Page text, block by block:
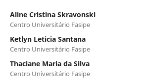
Aline Cristina Skravonski
Centro Universitário Fasipe
Ketlyn Leticia Santana
Centro Universitário Fasipe
Thaciane Maria da Silva
Centro Universitário Fasipe